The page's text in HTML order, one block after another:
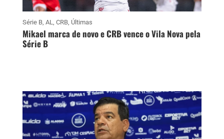
Série B, AL CRB, Últimas
Mikael marca de novo e CRB vence o Vila Nova pela
Série B